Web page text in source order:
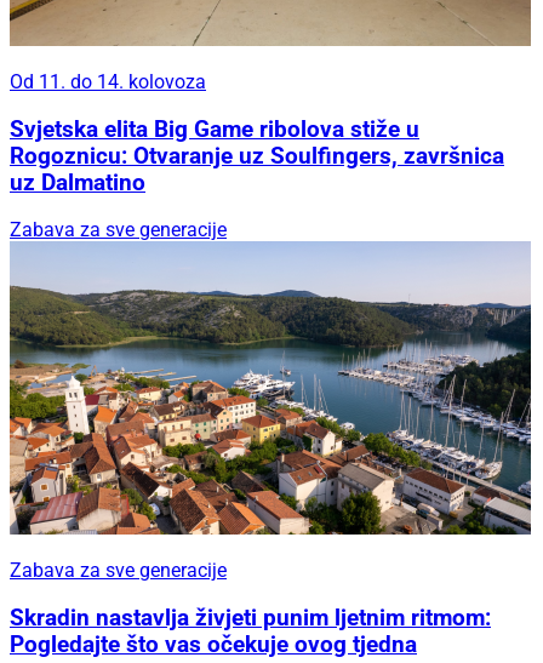
Od 11. do 14. kolovoza
Svjetska elita Big Game ribolova stiže u
Rogoznicu: Otvaranje uz Soulfingers, završnica
uz Dalmatino
Zabava za sve generacije
Zabava za sve generacije
Skradin nastavlja živjeti punim ljetnim ritmom:
Pogledajte što vas očekuje ovog tjedna